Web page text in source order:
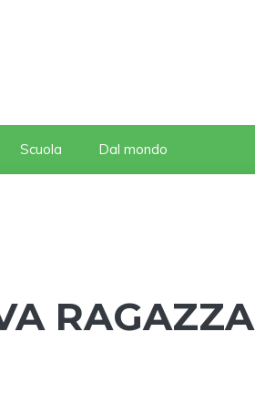
Scuola Dal mondo
RAGAZZA